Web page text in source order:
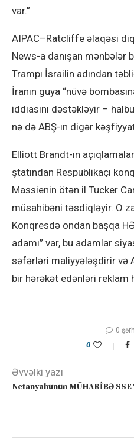
var.”
AIPAC–Ratcliffe əlaqəsi
News-a danışan mənbələr
Trampı İsrailin adından
İranın guya “nüvə
iddiasını dəstəkləyir –
nə də ABŞ-ın digər
Elliott Brandt-ın
ştatından Respublikaçı
Massienin ötən il Tucker
müsahibəni təsdiqləyir. O
Konqresdə ondan başqa
adamı” var, bu adamlar
səfərləri maliyyələşdirir və
bir hərəkət edənləri reklam
0 şərh
0
Əvvəlki yazı
Netanyahunun MÜHARİBƏ